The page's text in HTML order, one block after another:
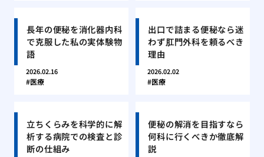
長年の便秘を消化器内科
で克服した私の実体験物
語
2026.02.16
医療
出口で詰まる便秘なら迷
わず肛門外科を頼るべき
理由
2026.02.02
医療
立ちくらみを科学的に解
析する病院での検査と診
断の仕組み
便秘の解消を目指すなら
何科に行くべきか徹底解
説